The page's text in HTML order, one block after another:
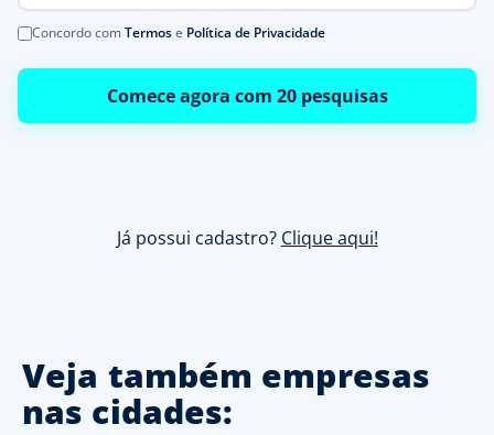
Concordo comTermose Política de Privacidade
Comece agora com 20 pesquisas
Já possui cadastro? Clique aqui!
Veja também empresas
nas cidades: